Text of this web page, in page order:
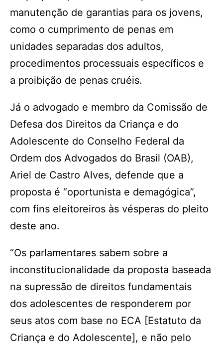
manutenção de garantias para os jovens,
como o cumprimento de penas em
unidades separadas dos adultos,
procedimentos processuais específicos e
a proibição de penas cruéis.
Já o advogado e membro da Comissão de
Defesa dos Direitos da Criança e do
Adolescente do Conselho Federal da
Ordem dos Advogados do Brasil (OAB),
Ariel de Castro Alves, defende que a
proposta é “oportunista e demagógica”,
com fins eleitoreiros às vésperas do pleito
deste ano.
“Os parlamentares sabem sobre a
inconstitucionalidade da proposta baseada
na supressão de direitos fundamentais
dos adolescentes de responderem por
seus atos com base no ECA [Estatuto da
Criança e do Adolescente], e não pelo